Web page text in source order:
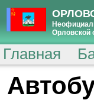
Орловской
Главная